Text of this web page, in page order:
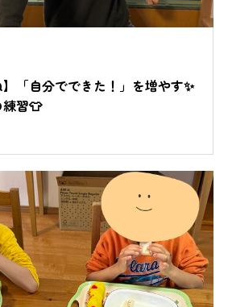
】「自分でできた！」を増やす✨
習👕